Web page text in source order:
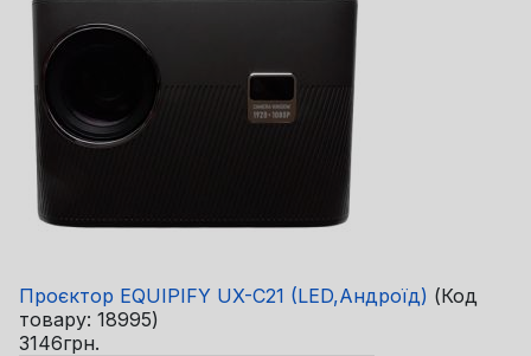
Проєктор EQUIPIFY UX-C21 (LED,Андроїд) (Код
товару: 18995)
3146грн.